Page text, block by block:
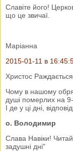
Славіте його!
що це звичаї.
Маріанна
2015-01-11 в
Христос
Чому в нашому
душі померлих на
І де у ці дні,
о. Володимир
Слава Навіки!
задушні дні"